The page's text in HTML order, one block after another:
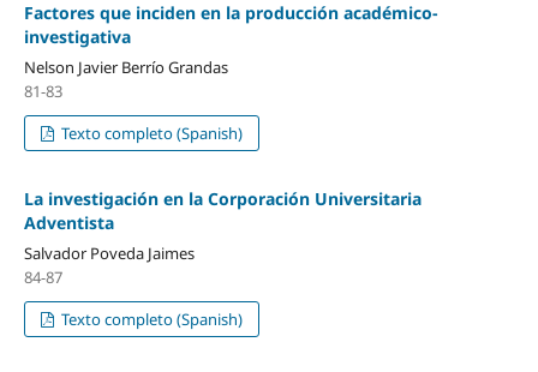
Factores que inciden en la producción académico-
investigativa
Nelson Javier Berrío Grandas
81-83
Texto completo (Spanish)
La investigación en la Corporación Universitaria
Adventista
Salvador Poveda Jaimes
84-87
Texto completo (Spanish)